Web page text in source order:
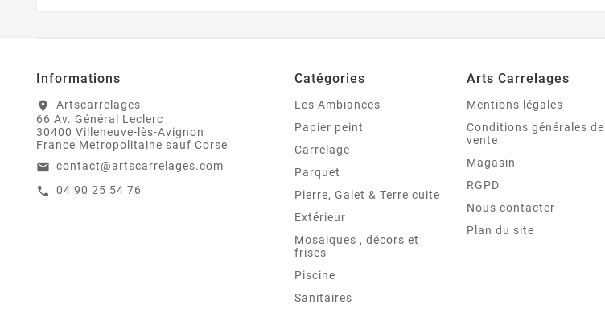
Informations
location_on
Artscarrelages
66 Av. Général Leclerc
30400 Villeneuve-lès-Avignon
France Metropolitaine sauf Corse
email contact@artscarrelages.com
call 04 90 25 54 76
Catégories
Les Ambiances
Papier peint
Carrelage
Parquet
Pierre, Galet & Terre cuite
Extérieur
Mosaiques , décors et
frises
Piscine
Sanitaires
Arts Carrelages
Mentions légales
Conditions générales de
vente
Magasin
RGPD
Nous contacter
Plan du site